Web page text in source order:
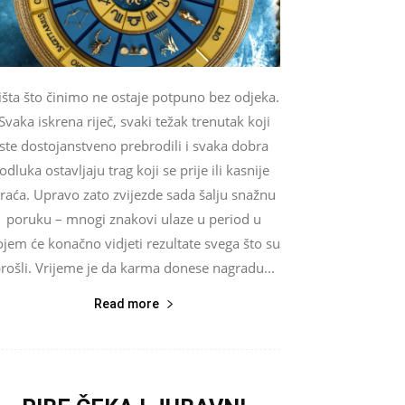
što činimo ne ostaje potpuno bez odjeka.
iskrena riječ, svaki težak trenutak koji
ste dostojanstveno prebrodili i svaka dobra
ostavljaju trag koji se prije ili kasnije
Upravo zato zvijezde sada šalju snažnu
poruku – mnogi znakovi ulaze u period u
će konačno vidjeti rezultate svega što su
Vrijeme je da karma donese nagradu...
Read more